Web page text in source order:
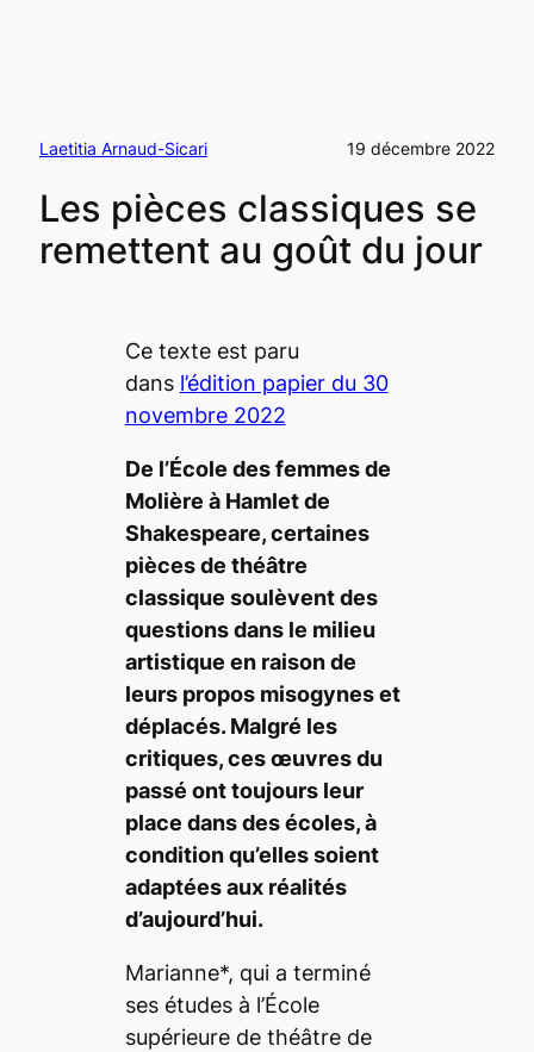
Laetitia Arnaud-Sicari 19 décembre 2022
Les pièces classiques se
remettent au goût du jour
Ce texte est paru
dans l’édition papier du 30
novembre 2022
De l’École des femmesde
Molière à Hamletde
Shakespeare, certaines
pièces de théâtre
classique soulèvent des
questions dans le milieu
artistique en raison de
leurs propos misogynes et
déplacés. Malgré les
critiques, ces œuvres du
passé ont toujours leur
place dans des écoles, à
condition qu’elles soient
adaptées aux réalités
d’aujourd’hui.
Marianne*, qui a terminé
ses études à l’École
supérieure de théâtre de